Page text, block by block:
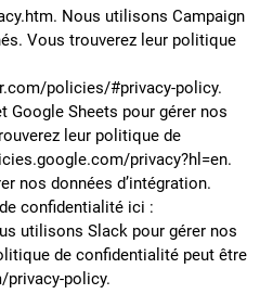
Nous utilisons Campaign
Vous trouverez leur politique
policies/#privacy-policy.
Google Sheets pour gérer nos
leur politique de
privacy?hl=en.
nos données d’intégration.
confidentialité ici :
utilisons Slack pour gérer nos
de confidentialité peut être
policy.